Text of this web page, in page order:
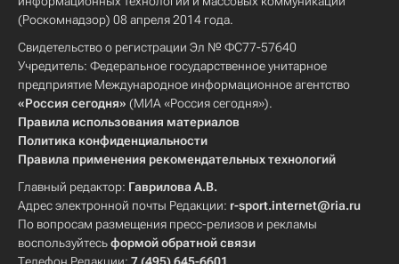
(Роскомнадзор) 08 апреля 2014 года.
Свидетельство о регистрации Эл № ФС77-57640
Учредитель: Федеральное государственное унитарное
предприятие Международное информационное агентство
«Россия сегодня» (МИА «Россия сегодня»).
Правила использования материалов
Политика конфиденциальности
Правила применения рекомендательных технологий
Главный редактор: Гаврилова А.В.
Адрес электронной почты Редакции: r-sport.internet@ria.ru
По вопросам размещения пресс-релизов и рекламы
воспользуйтесьформой обратной связи